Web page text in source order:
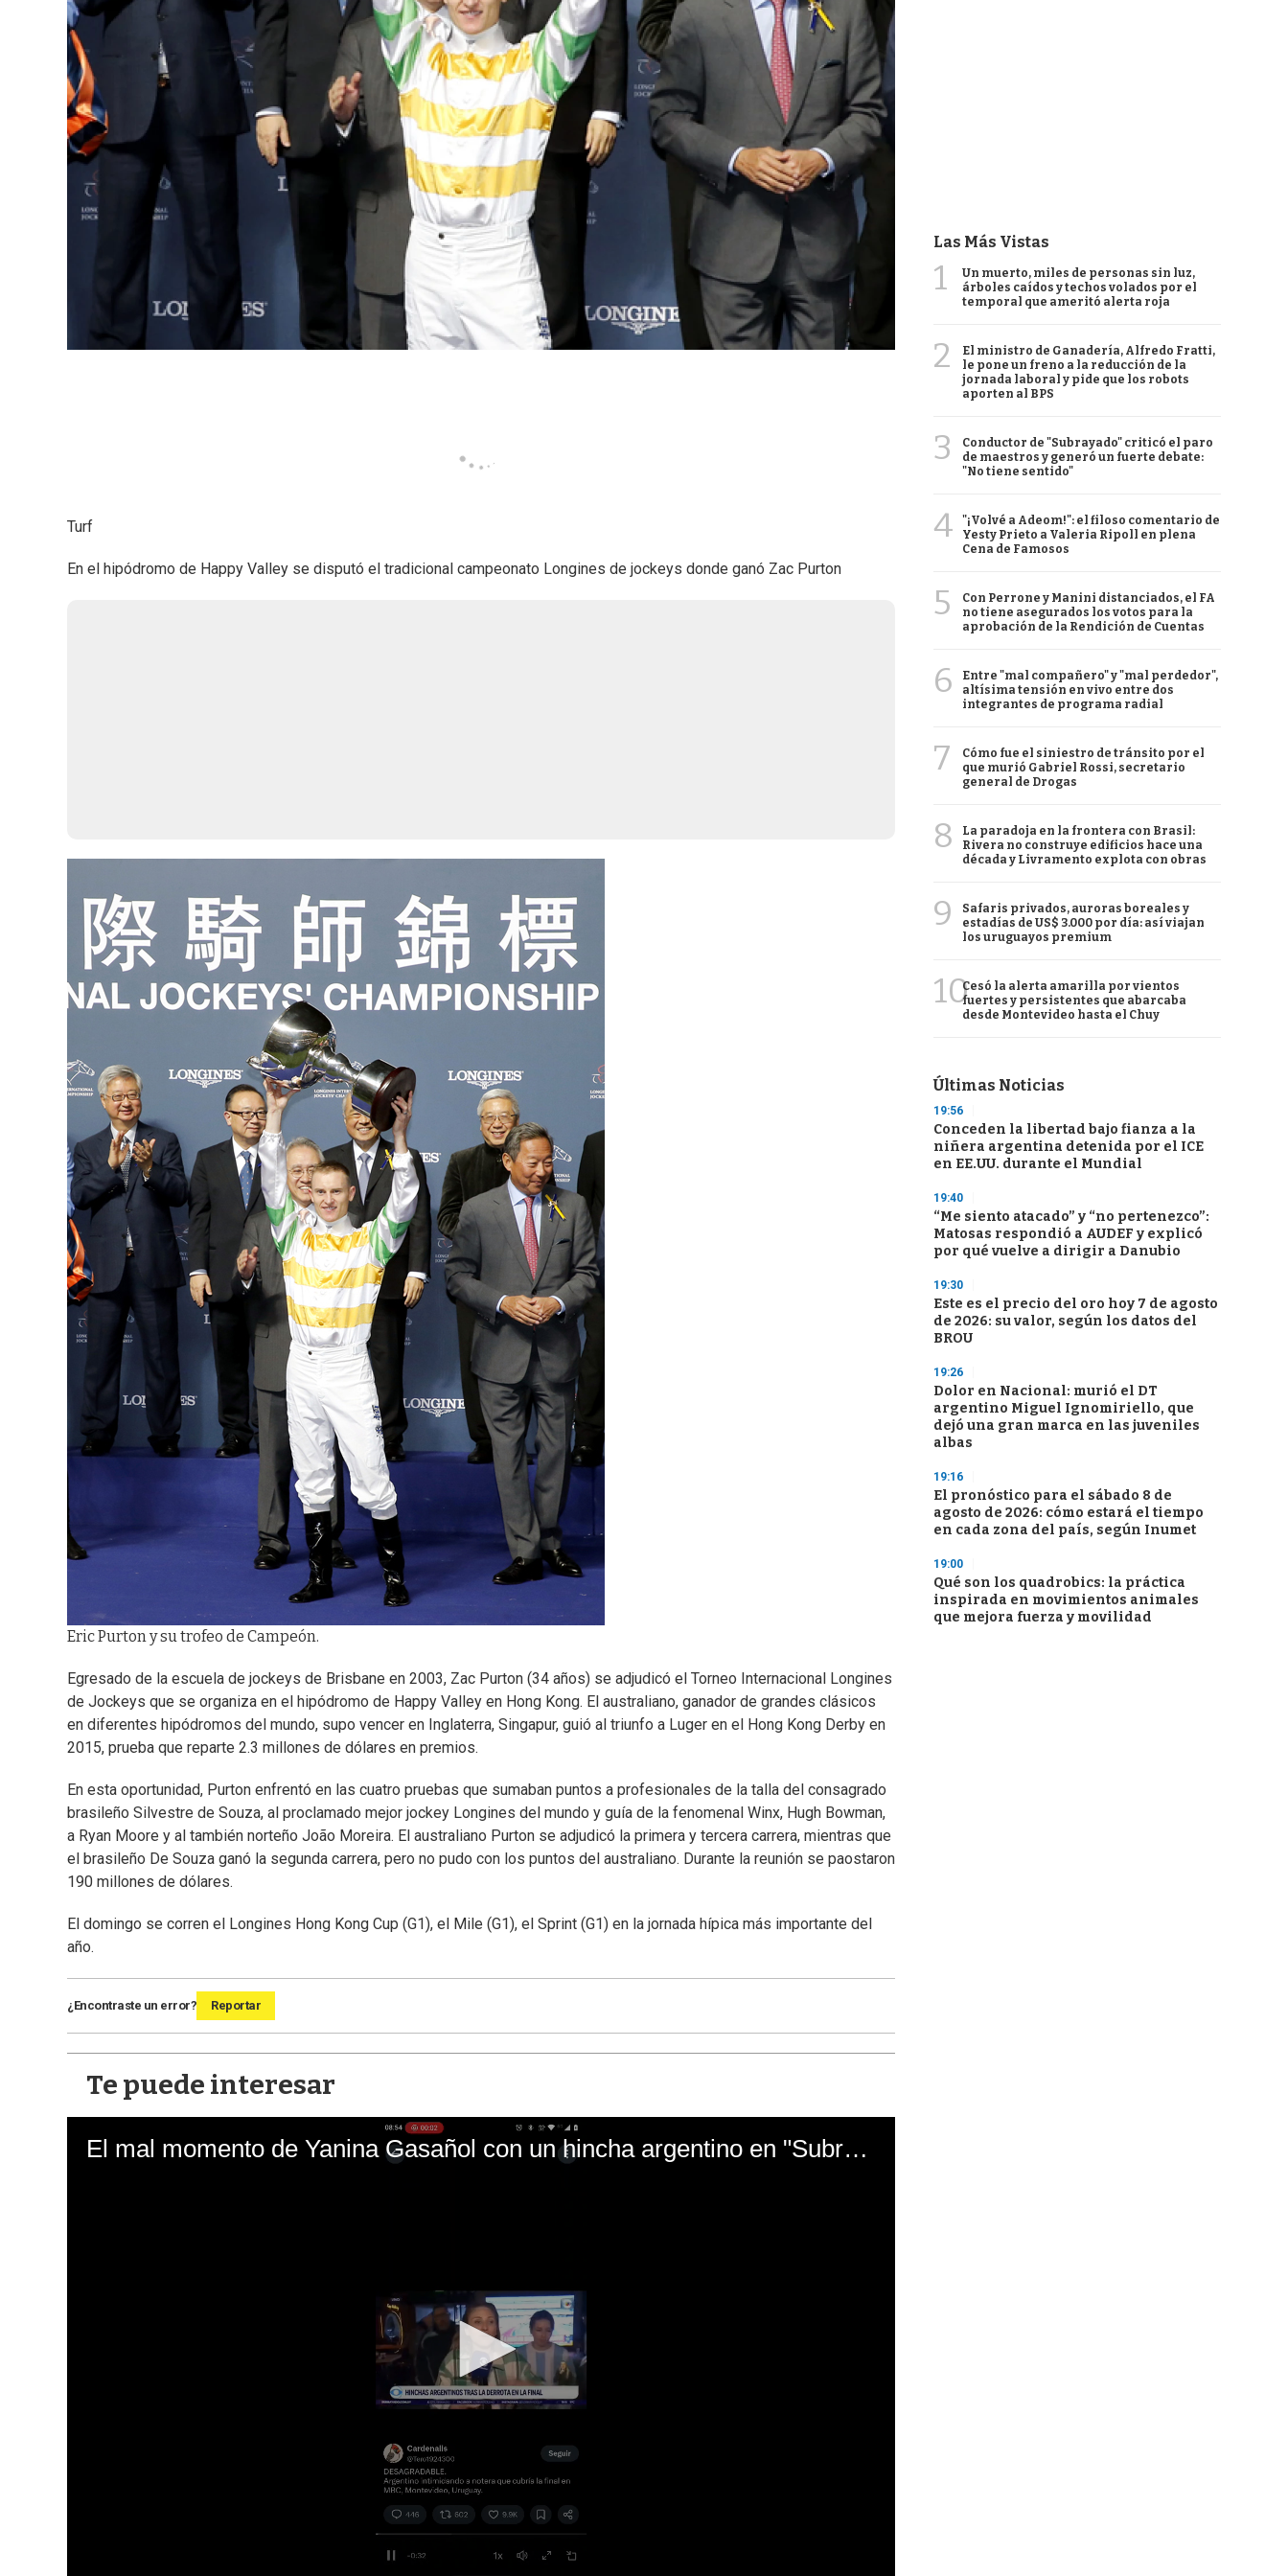
Turf
En el hipódromo de Happy Valley se disputó el tradicional campeonato Longines de jockeys donde ganó Zac Purton
Eric Purton y su trofeo de Campeón.
Egresado de la escuela de jockeys de Brisbane en 2003, Zac Purton (34 años) se adjudicó el Torneo Internacional Longines
de Jockeys que se organiza en el hipódromo de Happy Valley en Hong Kong. El australiano, ganador de grandes clásicos
en diferentes hipódromos del mundo, supo vencer en Inglaterra, Singapur, guió al triunfo a Luger en el Hong Kong Derby en
2015, prueba que reparte 2.3 millones de dólares en premios.
En esta oportunidad, Purton enfrentó en las cuatro pruebas que sumaban puntos a profesionales de la talla del consagrado
brasileño Silvestre de Souza, al proclamado mejor jockey Longines del mundo y guía de la fenomenal Winx, Hugh Bowman,
a Ryan Moore y al también norteño João Moreira. El australiano Purton se adjudicó la primera y tercera carrera, mientras que
el brasileño De Souza ganó la segunda carrera, pero no pudo con los puntos del australiano. Durante la reunión se paostaron
190 millones de dólares.
El domingo se corren el Longines Hong Kong Cup (G1), el Mile (G1), el Sprint (G1) en la jornada hípica más importante del
año.
¿Encontraste un error? Reportar
Te puede interesar
El mal momento de Yanina Gasañol con un hincha argentino en "Subrayado"
Las Más Vistas
1
Un muerto, miles de personas sin luz,
árboles caídos y techos volados por el
temporal que ameritó alerta roja
2
El ministro de Ganadería, Alfredo Fratti,
le pone un freno a la reducción de la
jornada laboral y pide que los robots
aporten al BPS
3
Conductor de "Subrayado" criticó el paro
de maestros y generó un fuerte debate:
"No tiene sentido"
4
"¡Volvé a Adeom!": el filoso comentario de
Yesty Prieto a Valeria Ripoll en plena
Cena de Famosos
5
Con Perrone y Manini distanciados, el FA
no tiene asegurados los votos para la
aprobación de la Rendición de Cuentas
6
Entre "mal compañero" y "mal perdedor",
altísima tensión en vivo entre dos
integrantes de programa radial
7
Cómo fue el siniestro de tránsito por el
que murió Gabriel Rossi, secretario
general de Drogas
8
La paradoja en la frontera con Brasil:
Rivera no construye edificios hace una
década y Livramento explota con obras
9
Safaris privados, auroras boreales y
estadías de US$ 3.000 por día: así viajan
los uruguayos premium
10Cesó la alerta amarilla por vientos
fuertes y persistentes que abarcaba
desde Montevideo hasta el Chuy
Últimas Noticias
19:56
Conceden la libertad bajo fianza a la
niñera argentina detenida por el ICE
en EE.UU. durante el Mundial
19:40
“Me siento atacado” y “no pertenezco”:
Matosas respondió a AUDEF y explicó
por qué vuelve a dirigir a Danubio
19:30
Este es el precio del oro hoy 7 de agosto
de 2026: su valor, según los datos del
BROU
19:26
Dolor en Nacional: murió el DT
argentino Miguel Ignomiriello, que
dejó una gran marca en las juveniles
albas
19:16
El pronóstico para el sábado 8 de
agosto de 2026: cómo estará el tiempo
en cada zona del país, según Inumet
19:00
Qué son los quadrobics: la práctica
inspirada en movimientos animales
que mejora fuerza y movilidad